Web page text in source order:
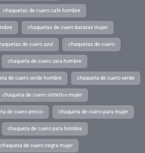
chaquetas de cuero cafe hombre
chaquetas de cuero baratas mujer
de cuero azul chaquetas de cuero
chaqueta de cuero zara hombre
de cuero verde hombre chaqueta de cuero verde
chaqueta de cuero sintetico mujer
de cuero precio chaqueta de cuero para mujer
chaqueta de cuero para hombre
chaqueta de cuero negra mujer